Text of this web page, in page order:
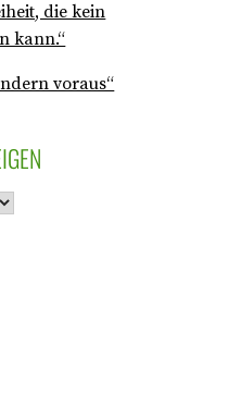
die kein
kann.“
voraus“